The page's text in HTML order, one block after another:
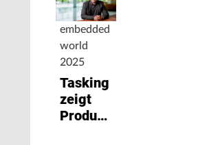
embedded
world
2025
Tasking
zeigt
Produktportfolio